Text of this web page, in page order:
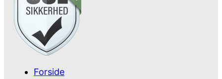
Forside